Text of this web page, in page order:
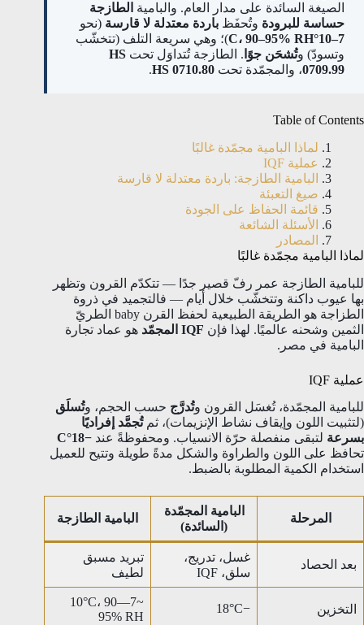
الصيغة السائدة على مدار العام. والبامية الطازجة
حساسة للبرودة وتُحفَظ باردة معتدلة لا قارسة (نحو
7–10°C، 90–95% RH
)؛ وهي سريعة التلف (تتخشّب
وتسودّ) وتُشحَن جوًا . الطازجة تُتداوَل تحت HS
0709.99، والمجمّدة تحت HS 0710.80
.
Table of Contents
لماذا البامية مجمّدة غالبًا
عملية IQF
البامية الطازجة: باردة معتدلة لا قارسة
صيغ التعبئة
قائمة الحفاظ على الجودة
الأسئلة الشائعة
المصادر
لماذا البامية مجمّدة غالبًا
للبامية الطازجة عمر رفّ قصير جدًا — تتكدّم القرون وتظهر
بها عيوب داكنة وتتخشّب خلال أيام — فالتجميد في ذروة
الطزاجة هو الطريقة الطبيعية لحفظ القرن baby الطريّ
الثمين وشحنه عالميًا. لهذا فإن IQF المجمّد
هو عماد تجارة
البامية في مصر.
عملية IQF
للبامية المجمّدة، تُغسَل القرون وتُدرَّج حسب الحجم، وتُسلَق
(لتثبيت اللون وإيقاف نشاط الإنزيمات)، ثمتُجمَّد إفراديًا
بسرعة لتبقى منفصلة حرّة الانسياب. ومحفوظةً عند −18°C
تحافظ على اللون والطراوة والشكل مدةً طويلة وتتيح للعميل
استخدام الكمية المطلوبة بالضبط.
المرحلة
البامية المجمّدة
(السائدة)
البامية الطازجة
بعد الحصاد
غسل، تدريج،
سلق، IQF
تبريد مسبق
لطيف
التخزين −18°C
~7–10°C، 90–
95% RH